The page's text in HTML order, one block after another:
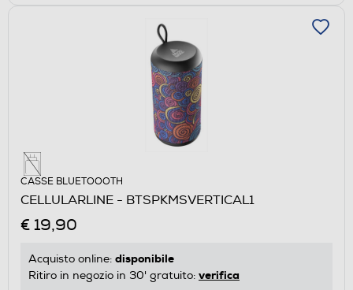
CASSE BLUETOOOTH
CELLULARLINE - BTSPKMSVERTICAL1
€ 19,90
Acquisto online: disponibile
Ritiro in negozio in 30' gratuito: verifica